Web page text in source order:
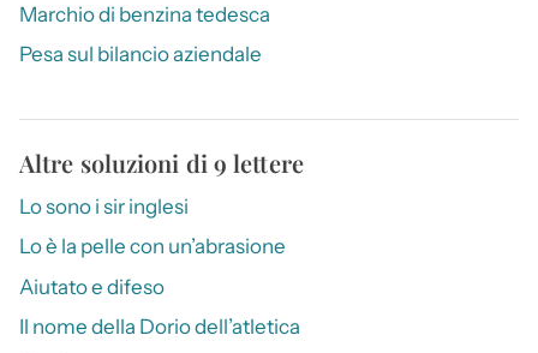
Marchio di benzina tedesca
Pesa sul bilancio aziendale
Altre soluzioni di 9 lettere
Lo sono i sir inglesi
Lo è la pelle con un’abrasione
Aiutato e difeso
Il nome della Dorio dell’atletica